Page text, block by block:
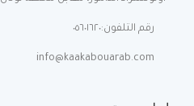
رقم التلفون:٠٥٦٠١٦٢٠
info@kaakabouarab.com